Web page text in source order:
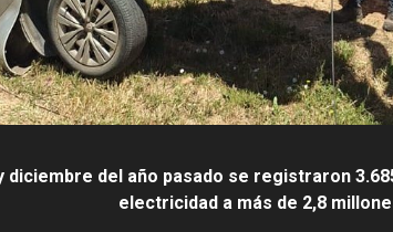
diciembre del año pasado se registraron
electricidad a más de 2,8